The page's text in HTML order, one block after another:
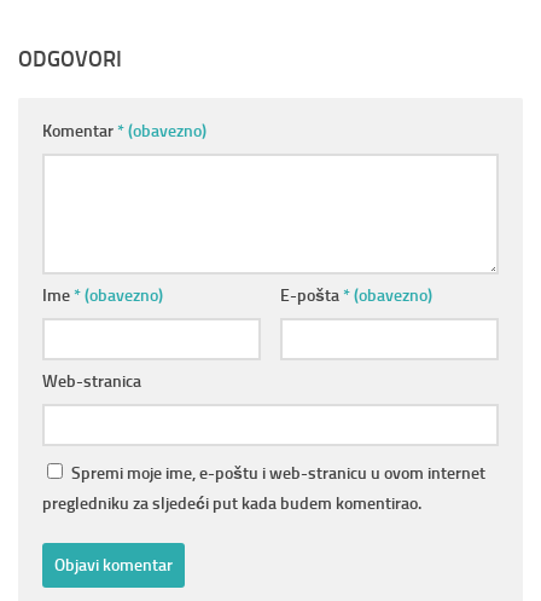
ODGOVORI
Komentar* (obavezno)
Ime* (obavezno) E-pošta* (obavezno)
Web-stranica
Spremi moje ime, e-poštu i web-stranicu u ovom internet
pregledniku za sljedeći put kada budem komentirao.